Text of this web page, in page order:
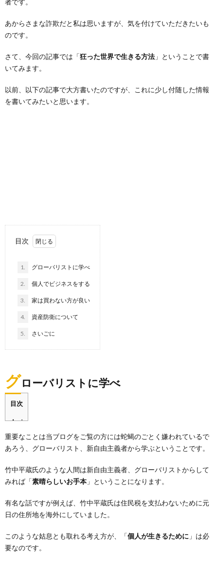
者です。
あからさまな詐欺だと私は思いますが、気を付けていただきたいも
のです。
さて、今回の記事では「狂った世界で生きる方法 」ということで書
いてみます。
以前、以下の記事で大方書いたのですが、これに少し付随した情報
を書いてみたいと思います。
目次
1. グローバリストに学べ
2. 個人でビジネスをする
3. 家は買わない方が良い
4. 資産防衛について
5. さいごに
グローバリストに学べ
目次
重要なことは当ブログをご覧の方には蛇蝎のごとく嫌われているで
あろう、グローバリスト、新自由主義者から学ぶということです。
竹中平蔵氏のような人間は新自由主義者、グローバリストからして
みれば「素晴らしいお手本 」ということになります。
有名な話ですが例えば、竹中平蔵氏は住民税を支払わないために元
日の住所地を海外にしていました。
このような姑息とも取れる考え方が、「個人が生きるために 」は必
要なのです。